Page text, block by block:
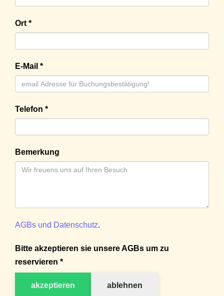
Ort *
E-Mail *
Telefon *
Bemerkung
AGBs und Datenschutz.
Bitte akzeptieren sie unsere AGBs um zu
reservieren *
akzeptieren ablehnen